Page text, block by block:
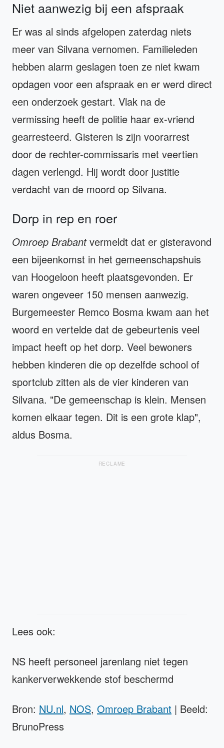
Niet aanwezig bij een afspraak
Er was al sinds afgelopen zaterdag niets
meer van Silvana vernomen. Familieleden
hebben alarm geslagen toen ze niet kwam
opdagen voor een afspraak en er werd direct
een onderzoek gestart. Vlak na de
vermissing heeft de politie haar ex-vriend
gearresteerd. Gisteren is zijn voorarrest
door de rechter-commissaris met veertien
dagen verlengd. Hij wordt door justitie
verdacht van de moord op Silvana.
Dorp in rep en roer
Omroep Brabantvermeldt dat er gisteravond
een bijeenkomst in het gemeenschapshuis
van Hoogeloon heeft plaatsgevonden. Er
waren ongeveer 150 mensen aanwezig.
Burgemeester Remco Bosma kwam aan het
woord en vertelde dat de gebeurtenis veel
impact heeft op het dorp. Veel bewoners
hebben kinderen die op dezelfde school of
sportclub zitten als de vier kinderen van
Silvana. "De gemeenschap is klein. Mensen
komen elkaar tegen. Dit is een grote klap",
aldus Bosma.
RECLAME
Lees ook:
NS heeft personeel jarenlang niet tegen
kankerverwekkende stof beschermd
Bron: NU.nl, NOS, Omroep Brabant | Beeld:
BrunoPress